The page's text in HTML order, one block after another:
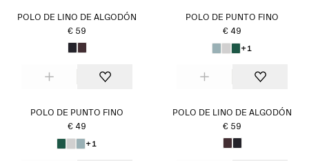
POLO DE LINO DE ALGODÓN
€ 59
POLO DE PUNTO FINO
€ 49
+1
POLO DE PUNTO FINO
€ 49
+1
POLO DE LINO DE ALGODÓN
€ 59